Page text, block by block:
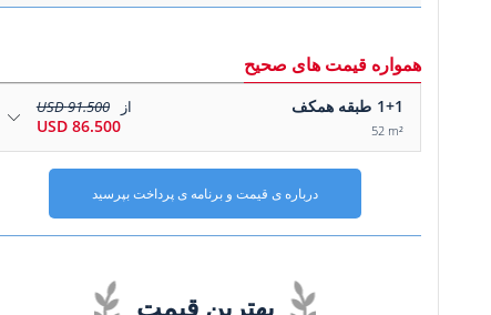
همواره قیمت های صحیح
1+1 طبقه همکف
52 m²
از 91.500 USD
86.500 USD
درباره ی قیمت و برنامه ی پرداخت بپرسید
بهترین قیمت